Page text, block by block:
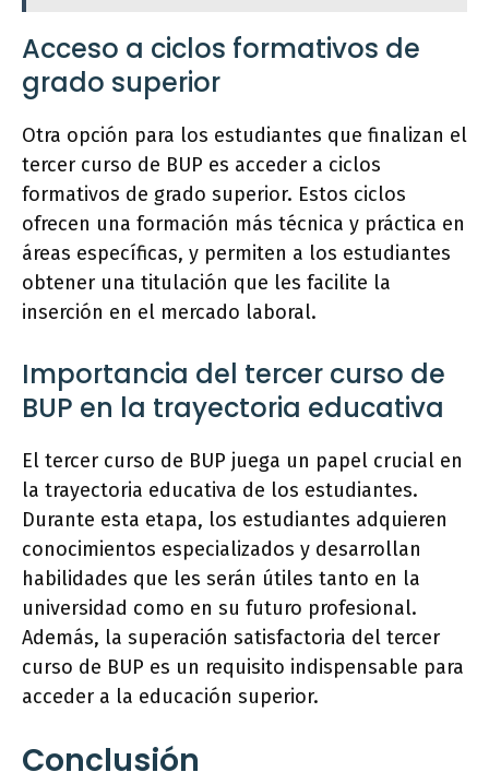
Acceso a ciclos formativos de
grado superior
Otra opción para los estudiantes que finalizan el
tercer curso de BUP es acceder a ciclos
formativos de grado superior. Estos ciclos
ofrecen una formación más técnica y práctica en
áreas específicas, y permiten a los estudiantes
obtener una titulación que les facilite la
inserción en el mercado laboral.
Importancia del tercer curso de
BUP en la trayectoria educativa
El tercer curso de BUP juega un papel crucial en
la trayectoria educativa de los estudiantes.
Durante esta etapa, los estudiantes adquieren
conocimientos especializados y desarrollan
habilidades que les serán útiles tanto en la
universidad como en su futuro profesional.
Además, la superación satisfactoria del tercer
curso de BUP es un requisito indispensable para
acceder a la educación superior.
Conclusión